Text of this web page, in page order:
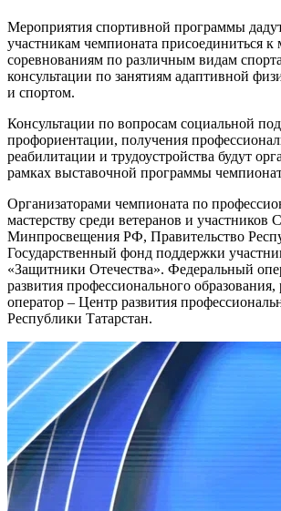
Мероприятия спортивной программы
участникам чемпионата присоединиться к
соревнованиям по различным видам
консультации по занятиям адаптивной
и спортом.
Консультации по вопросам социальной
профориентации, получения
реабилитации и трудоустройства будут
рамках выставочной программы
Организаторами чемпионата по
мастерству среди ветеранов и
Минпросвещения РФ, Правительство
Государственный фонд поддержки
«Защитники Отечества». Федеральный
развития профессионального
оператор – Центр развития
Республики Татарстан.